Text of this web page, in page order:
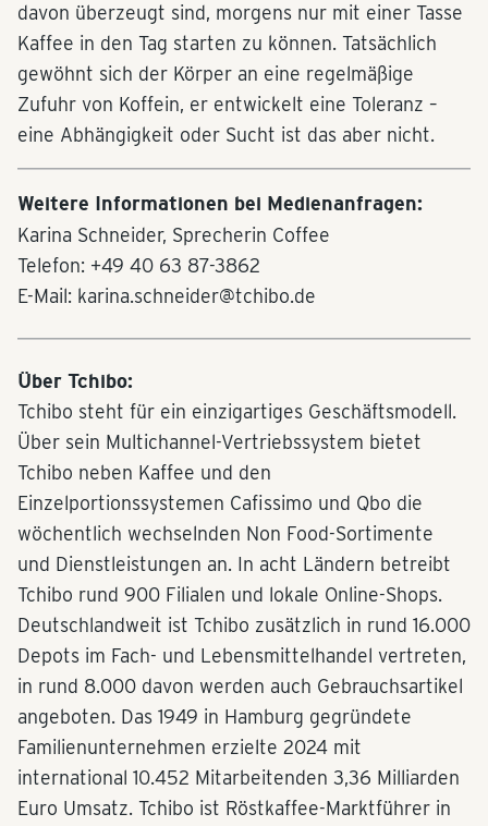
davon überzeugt sind, morgens nur mit einer Tasse
Kaffee in den Tag starten zu können. Tatsächlich
gewöhnt sich der Körper an eine regelmäßige
Zufuhr von Koffein, er entwickelt eine Toleranz –
eine Abhängigkeit oder Sucht ist das aber nicht.
Weitere Informationen bei Medienanfragen:
Karina Schneider, Sprecherin Coffee
Telefon: +49 40 63 87-3862
E-Mail: karina.schneider@tchibo.de
Über Tchibo:
Tchibo steht für ein einzigartiges Geschäftsmodell.
Über sein Multichannel-Vertriebssystem bietet
Tchibo neben Kaffee und den
Einzelportionssystemen Cafissimo und Qbo die
wöchentlich wechselnden Non Food-Sortimente
und Dienstleistungen an. In acht Ländern betreibt
Tchibo rund 900 Filialen und lokale Online-Shops.
Deutschlandweit ist Tchibo zusätzlich in rund 16.000
Depots im Fach- und Lebensmittelhandel vertreten,
in rund 8.000 davon werden auch Gebrauchsartikel
angeboten. Das 1949 in Hamburg gegründete
Familienunternehmen erzielte 2024 mit
international 10.452 Mitarbeitenden 3,36 Milliarden
Euro Umsatz. Tchibo ist Röstkaffee-Marktführer in